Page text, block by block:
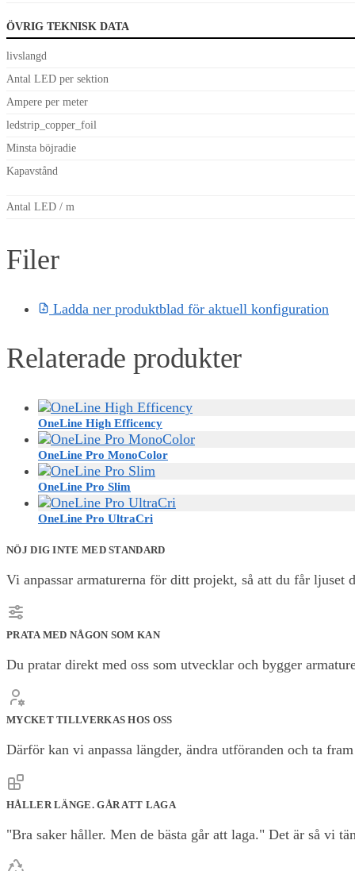
ÖVRIG TEKNISK DATA
livslangd
Antal LED per sektion
Ampere per meter
ledstrip_copper_foil
Minsta böjradie
Kapavstånd
Antal LED / m
Filer
Ladda ner produktblad för aktuell konfiguration
Relaterade produkter
OneLine High Efficency
OneLine Pro MonoColor
OneLine Pro Slim
OneLine Pro UltraCri
NÖJ DIG INTE MED STANDARD
Vi anpassar armaturerna för ditt projekt, så att du får ljuset
PRATA MED NÅGON SOM KAN
Du pratar direkt med oss som utvecklar och bygger
MYCKET TILLVERKAS HOS OSS
Därför kan vi anpassa längder, ändra utföranden och ta
HÅLLER LÄNGE. GÅR ATT LAGA
"Bra saker håller. Men de bästa går att laga." Det är så vi